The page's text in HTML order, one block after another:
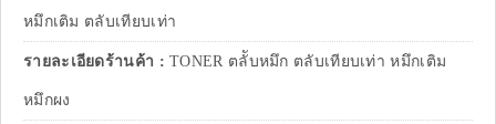
หมึกเติม ตลับเทียบเท่า
รายละเอียดร้านค้า :TONER ตลัับหมึก ตลับเทียบเท่า หมึกเติม
หมึกผง